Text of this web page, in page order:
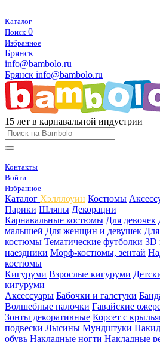
Каталог
Поиск 0
Избранное
Брянск
info@bambolo.ru
Брянск info@bambolo.ru
15 лет в карнавальной индустрии
Контакты
Войти
Избранное
Каталог Хэлллоуин Костюмы
Парики Шляпы Декорации
Карнавальные костюмы Для девочек
малышей Для женщин и девушек
костюмы Тематические футболки 3D
наездники Морф-костюмы, зентай
костюмы
Кигуруми Взрослые кигуруми
кигуруми
Аксессуары Бабочки и галстуки
Волшебные палочки Гавайские
Зонты декоративные Корсет с
подвески Лысины Мундштуки
обувь Накладные ногти Накладные